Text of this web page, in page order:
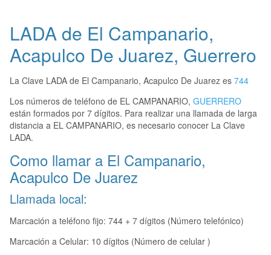
LADA de El Campanario,
Acapulco De Juarez, Guerrero
La Clave LADA de El Campanario, Acapulco De Juarez es 744
Los números de teléfono de EL CAMPANARIO, GUERRERO
están formados por 7 dígitos. Para realizar una llamada de larga
distancia a EL CAMPANARIO, es necesario conocer La Clave
LADA.
Como llamar a El Campanario,
Acapulco De Juarez
Llamada local:
Marcación a teléfono fijo: 744 + 7 dígitos (Número telefónico)
Marcación a Celular: 10 dígitos (Número de celular )